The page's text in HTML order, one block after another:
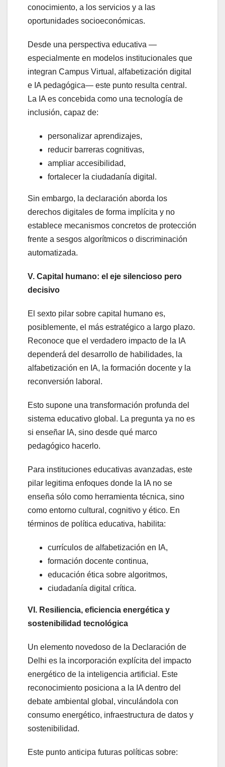
conocimiento, a los servicios y a las
oportunidades socioeconómicas.
Desde una perspectiva educativa —
especialmente en modelos institucionales que
integran Campus Virtual, alfabetización digital
e IA pedagógica— este punto resulta central.
La IA es concebida como una tecnología de
inclusión, capaz de:
personalizar aprendizajes,
reducir barreras cognitivas,
ampliar accesibilidad,
fortalecer la ciudadanía digital.
Sin embargo, la declaración aborda los
derechos digitales de forma implícita y no
establece mecanismos concretos de protección
frente a sesgos algorítmicos o discriminación
automatizada.
V. Capital humano: el eje silencioso pero
decisivo
El sexto pilar sobre capital humano es,
posiblemente, el más estratégico a largo plazo.
Reconoce que el verdadero impacto de la IA
dependerá del desarrollo de habilidades, la
alfabetización en IA, la formación docente y la
reconversión laboral.
Esto supone una transformación profunda del
sistema educativo global. La pregunta ya no es
si enseñar IA, sino desde qué marco
pedagógico hacerlo.
Para instituciones educativas avanzadas, este
pilar legitima enfoques donde la IA no se
enseña sólo como herramienta técnica, sino
como entorno cultural, cognitivo y ético. En
términos de política educativa, habilita:
currículos de alfabetización en IA,
formación docente continua,
educación ética sobre algoritmos,
ciudadanía digital crítica.
VI. Resiliencia, eficiencia energética y
sostenibilidad tecnológica
Un elemento novedoso de la Declaración de
Delhi es la incorporación explícita del impacto
energético de la inteligencia artificial. Este
reconocimiento posiciona a la IA dentro del
debate ambiental global, vinculándola con
consumo energético, infraestructura de datos y
sostenibilidad.
Este punto anticipa futuras políticas sobre: